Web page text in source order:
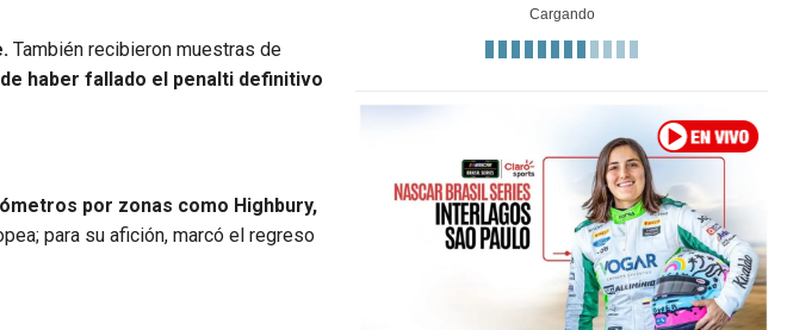
También recibieron muestras de
haber fallado el penalti definitivo
por zonas como Highbury,
para su afición, marcó el regreso